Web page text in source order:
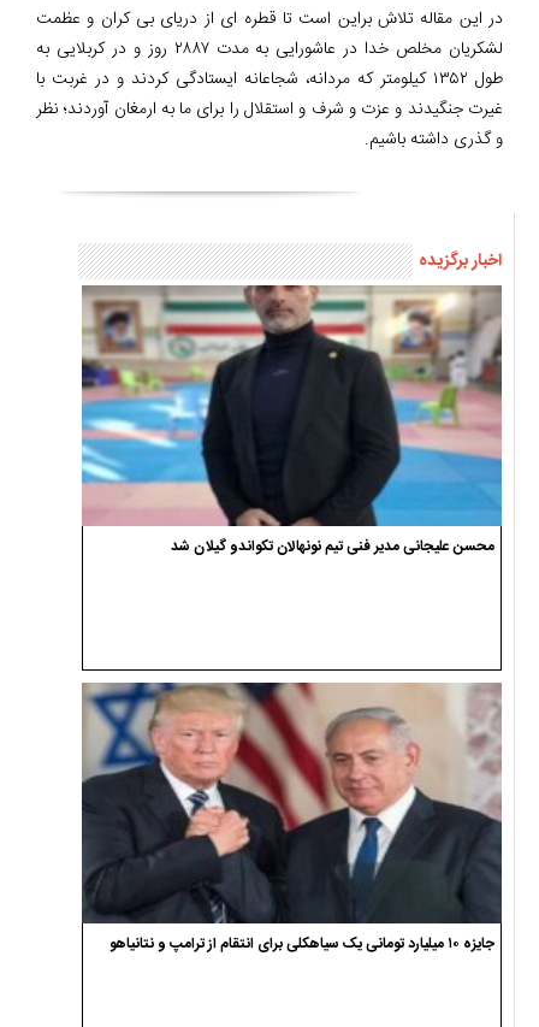
در این مقاله تلاش براین است تا قطره ای از دریای بی کران و عظمت
لشکریان مخلص خدا در عاشورایی به مدت ۲۸۸۷ روز و در کربلایی به
طول ۱۳۵۲ کیلومتر که مردانه، شجاعانه ایستادگی کردند و در غربت با
غیرت جنگیدند و عزت و شرف و استقلال را برای ما به ارمغان آوردند؛ نظر
و گذری داشته باشیم.
اخبار برگزیده
محسن علیجانی مدیر فنی تیم نونهالان تکواندو گیلان شد
جایزه ۱۰ میلیارد تومانی یک سیاهکلی برای انتقام از ترامپ و نتانیاهو